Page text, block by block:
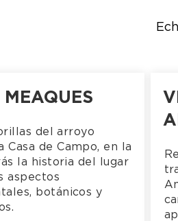
del arroyo
Casa de Campo, en la
la historia del lugar
aspectos
botánicos y